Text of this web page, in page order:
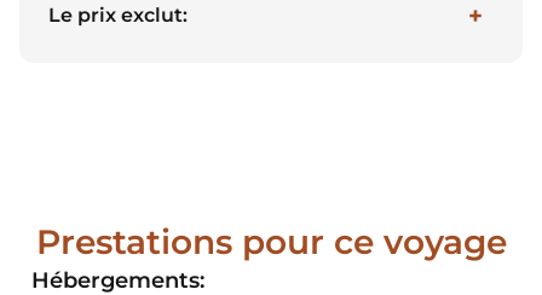
Le prix exclut:
Prestations pour ce voyage
Hébergements: